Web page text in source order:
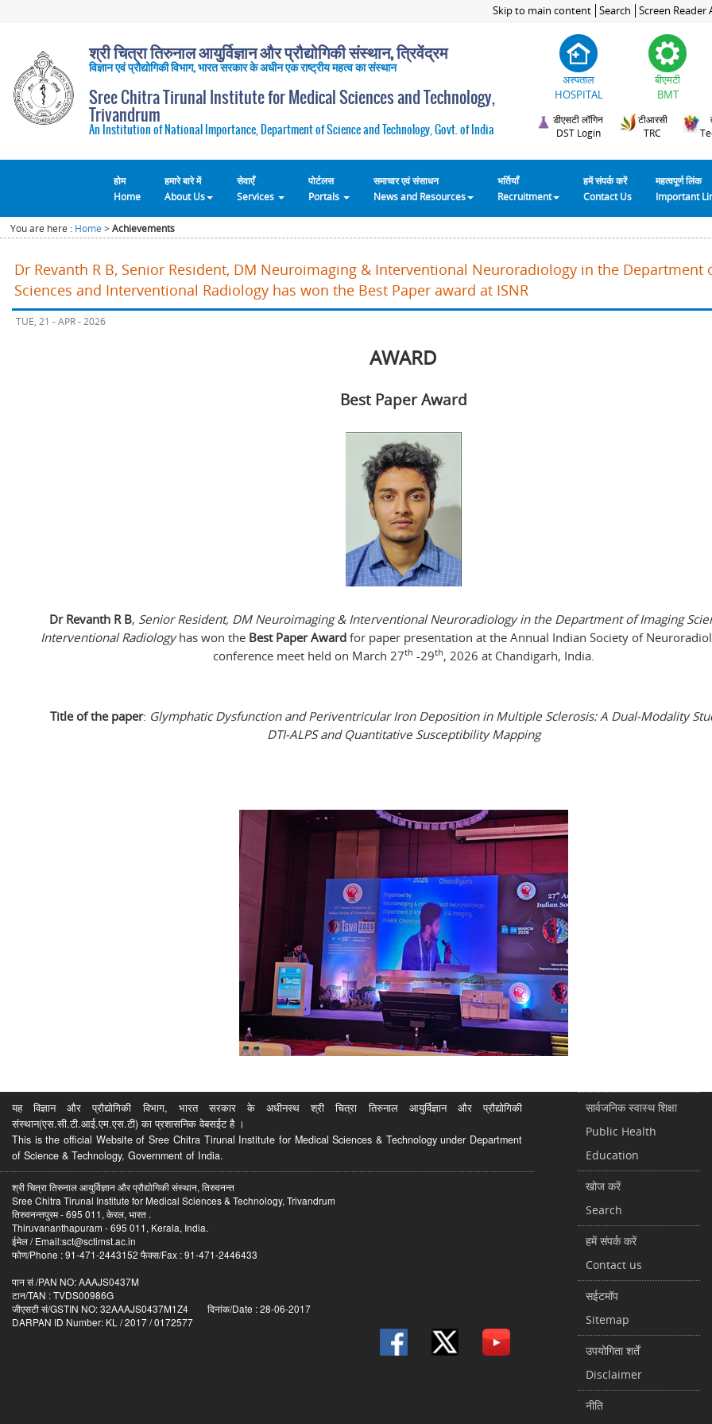
Skip to main content Search Screen Reader
श्री चित्रा तिरुनाल आयुर्विज्ञान और प्रौद्योगिकी संस्थान, त्रिवेंद्रम
विज्ञान एवं प्रौद्योगिकी विभाग, भारत सरकार के अधीन एक राष्ट्रीय महत्व का संस्थान
Sree Chitra Tirunal Institute for Medical Sciences and Technology,
Trivandrum
An Institution of National Importance, Department of Science and Technology, Govt. of India
अस्पताल
HOSPITAL
बीएमटी
BMT
डीएसटी लॉगिन
DST Login
टीआरसी
TRC
होम
Home
हमारे बारे में
About Us
सेवाएँ
Services
पोर्टलस
Portals
समाचार एवं संसाधन
News and Resources
भर्तियाँ
Recruitment
हमें संपर्क करें
Contact Us
महत्वपूर्ण लिंक
Important
You are here : Home >Achievements
Dr Revanth R B, Senior Resident, DM Neuroimaging & Interventional Neuroradiology in the Department
Sciences and Interventional Radiology has won the Best Paper award at ISNR
TUE, 21 - APR - 2026
AWARD
Best Paper Award
Dr Revanth R B, Senior Resident, DM Neuroimaging & Interventional Neuroradiology in the Department of Imaging
Interventional Radiologyhas won the Best Paper Awardfor paper presentation at the Annual Indian Society of
conference meet held on March 27th -29th, 2026 at Chandigarh, India.
Title of the paper: Glymphatic Dysfunction and Periventricular Iron Deposition in Multiple Sclerosis: A Dual-Modality
DTI-ALPS and Quantitative Susceptibility Mapping
यह विज्ञान और प्रौद्योगिकी विभाग, भारत सरकार के अधीनस्थ श्री चित्रा तिरुनाल आयुर्विज्ञान और प्रौद्योगिकी
संस्थान(एस.सी.टी.आई.एम.एस.टी) का प्रशासनिक वेबसईट है ।
This is the official Website of Sree Chitra Tirunal Institute for Medical Sciences & Technology under Department
of Science & Technology, Government of India.
श्री चित्रा तिरुनाल आयुर्विज्ञान और प्रौद्योगिकी संस्थान, तिरुवनन्त
Sree Chitra Tirunal Institute for Medical Sciences & Technology, Trivandrum
तिरुवनन्तपुरम - 695 011, केरल, भारत .
Thiruvananthapuram - 695 011, Kerala, India.
ईमेल / Email:sct@sctimst.ac.in
फोण/Phone : 91-471-2443152 फैक्स/Fax : 91-471-2446433
पान सं /PAN NO: AAAJS0437M
टान/TAN : TVDS00986G
जीएसटी सं/GSTIN NO: 32AAAJS0437M1Z4 दिनांक/Date : 28-06-2017
DARPAN ID Number: KL / 2017 / 0172577
सार्वजनिक स्वास्थ शिक्षा
Public Health
Education
खोज करें
Search
हमें संपर्क करें
Contact us
सईटमॉप
Sitemap
उपयोगिता शर्तें
Disclaimer
नीति